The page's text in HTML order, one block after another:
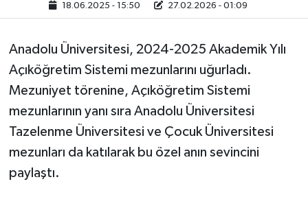
18.06.2025 - 15:50 27.02.2026 - 01:09
Anadolu Üniversitesi, 2024-2025 Akademik Yılı
Açıköğretim Sistemi mezunlarını uğurladı.
Mezuniyet törenine, Açıköğretim Sistemi
mezunlarının yanı sıra Anadolu Üniversitesi
Tazelenme Üniversitesi ve Çocuk Üniversitesi
mezunları da katılarak bu özel anın sevincini
paylaştı.